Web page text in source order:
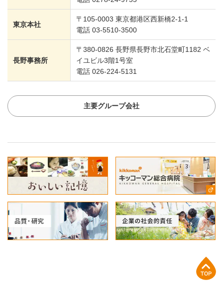
東京本社
〒105-0003 東京都港区西新橋2-1-1
電話 03-5510-3500
長野事務所
〒380-0826 長野県長野市北石堂町1182 ベ
イユビル3階1号室
電話 026-224-5131
主要グループ会社